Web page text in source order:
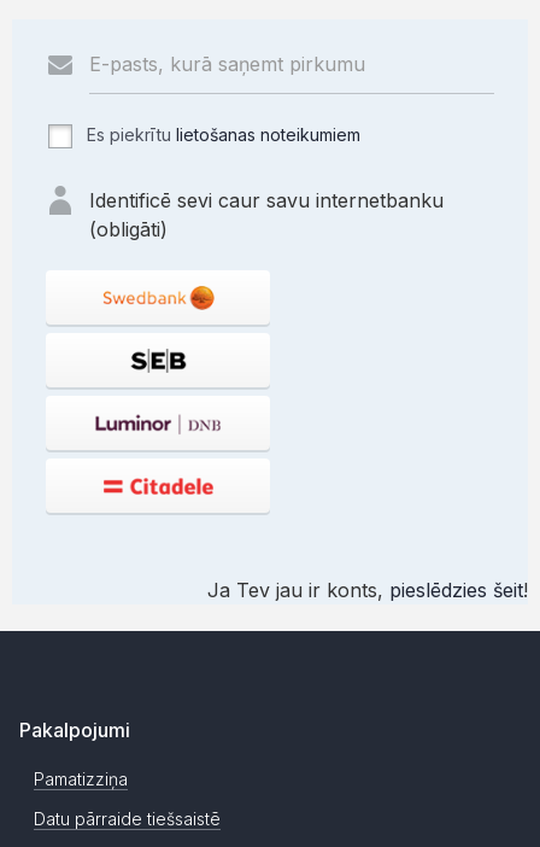
Es piekrītu lietošanas noteikumiem
Identificē sevi caur savu internetbanku
(obligāti)
Ja Tev jau ir konts, pieslēdzies šeit!
Pakalpojumi
Pamatizziņa
Datu pārraide tiešsaistē